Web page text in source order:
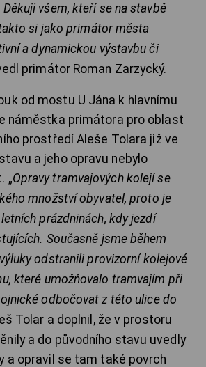
všem, kteří se na stavbě
si jako primátor města
a dynamickou výstavbu či
primátor Roman Zarzycký.
od mostu U Jána k hlavnímu
náměstka primátora pro oblast
prostředí Aleše Tolara již ve
a jeho opravu nebylo
„Opravy tramvajových kolejí se
množství obyvatel, proto je
prázdninách, kdy jezdí
Současně jsme během
odstranili provizorní kolejové
které umožňovalo tramvajím při
odbočovat z této ulice do
Tolar a doplnil, že v prostoru
a do původního stavu uvedly
a opravil se tam také povrch